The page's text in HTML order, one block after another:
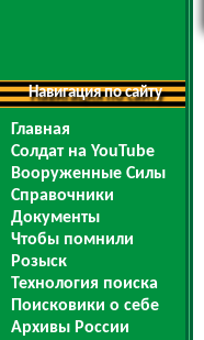
Навигация по сайту
Главная
Солдат на YouTube
Вооруженные Силы
Справочники
Документы
Чтобы помнили
Розыск
Технология поиска
Поисковики о себе
Архивы России